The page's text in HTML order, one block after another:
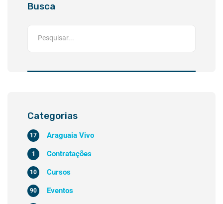
Busca
Categorias
Araguaia Vivo
17
Contratações
1
Cursos
10
Eventos
90